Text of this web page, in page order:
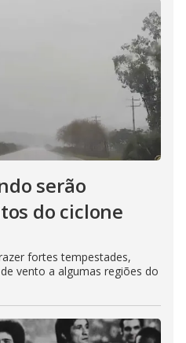
serão
do ciclone
fortes tempestades,
vento a algumas regiões do